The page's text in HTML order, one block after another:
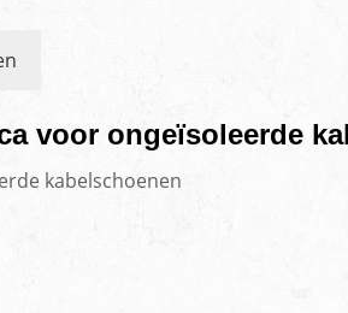
voor ongeïsoleerde
kabelschoenen